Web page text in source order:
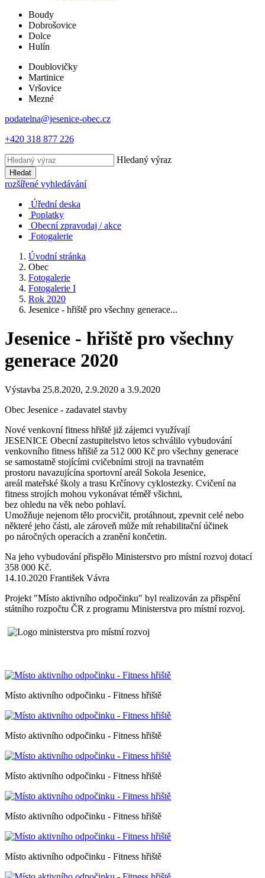
Boudy
Dobrošovice
Dolce
Hulín
Doublovičky
Martinice
Vršovice
Mezné
podatelna@jesenice-obec.cz
+420 318 877 226
Hledaný výraz
Hledat
rozšířené vyhledávání
Úřední deska
Poplatky
Obecní zpravodaj / akce
Fotogalerie
Úvodní stránka
Obec
Fotogalerie
Fotogalerie I
Rok 2020
Jesenice - hřiště pro všechny generace...
Jesenice - hřiště pro všechny
generace 2020
Výstavba 25.8.2020, 2.9.2020 a 3.9.2020
Obec Jesenice - zadavatel stavby
Nové venkovní fitness hřiště již zájemci využívají
JESENICE Obecní zastupitelstvo letos schválilo vybudování
venkovního fitness hřiště za 512 000 Kč pro všechny generace
se samostatně stojícími cvičebními stroji na travnatém
prostoru navazujícína sportovní areál Sokola Jesenice,
areál mateřské školy a trasu Krčínovy cyklostezky. Cvičení na
fitness strojích mohou vykonávat téměř všichni,
bez ohledu na věk nebo pohlaví.
Umožňuje nejenom tělo procvičit, protáhnout, zpevnit celé nebo
některé jeho části, ale zároveň může mít rehabilitační účinek
po náročných operacích a zranění končetin.
Na jeho vybudování přispělo Ministerstvo pro místní rozvoj dotací
358 000 Kč.
14.10.2020 František Vávra
Projekt "Místo aktivního odpočinku" byl realizován za přispění
státního rozpočtu ČR z programu Ministerstva pro místní rozvoj.
Místo aktivního odpočinku - Fitness hřiště
Místo aktivního odpočinku - Fitness hřiště
Místo aktivního odpočinku - Fitness hřiště
Místo aktivního odpočinku - Fitness hřiště
Místo aktivního odpočinku - Fitness hřiště